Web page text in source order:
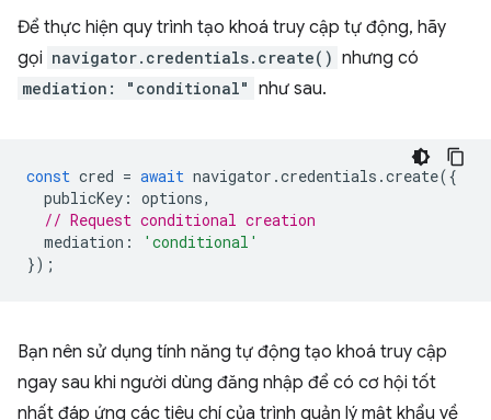
Để thực hiện quy trình tạo khoá truy cập tự động, hãy
gọi navigator.credentials.create() nhưng có
mediation: "conditional" như sau.
const cred = await navigator .credentials .create({
publicKey : options,
// Request conditional creation
mediation :
'conditional'
});
Bạn nên sử dụng tính năng tự động tạo khoá truy cập
ngay sau khi người dùng đăng nhập để có cơ hội tốt
nhất đáp ứng các tiêu chí của trình quản lý mật khẩu về